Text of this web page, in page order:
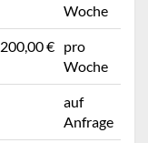
Woche
200,00 € pro
Woche
auf
Anfrage